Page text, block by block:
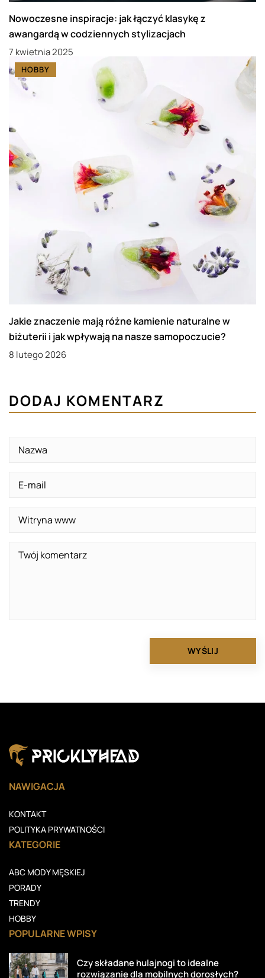
Nowoczesne inspiracje: jak łączyć klasykę z
awangardą w codziennych stylizacjach
7 kwietnia 2025
HOBBY
Jakie znaczenie mają różne kamienie naturalne w
biżuterii i jak wpływają na nasze samopoczucie?
8 lutego 2026
DODAJ KOMENTARZ
NAWIGACJA
KONTAKT
POLITYKA PRYWATNOŚCI
KATEGORIE
ABC MODY MĘSKIEJ
PORADY
TRENDY
HOBBY
POPULARNE WPISY
Czy składane hulajnogi to idealne
rozwiązanie dla mobilnych dorosłych?